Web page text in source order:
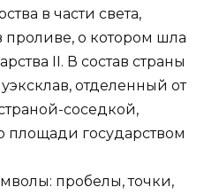
в части света,
о котором шла
II. В состав страны
отделенный от
соседкой,
государством
пробелы, точки,